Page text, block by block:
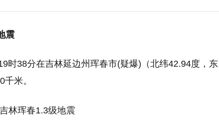
震
时38分在吉林延边州珲春市(疑爆)（北纬42.94度，东
米。